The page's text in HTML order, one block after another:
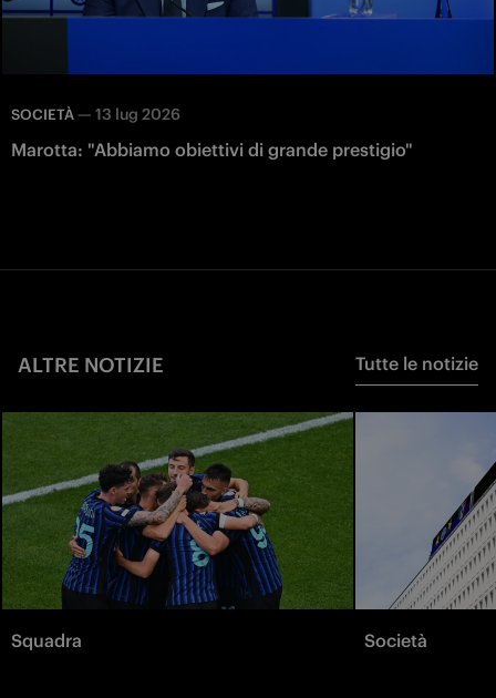
SOCIETÀ — 13 lug 2026
Marotta: "Abbiamo obiettivi di grande prestigio"
ALTRE NOTIZIE Tutte le notizie
Squadra Società